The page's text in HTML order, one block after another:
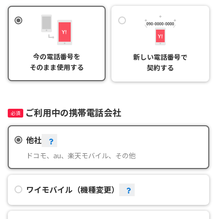
今の電話番号を
そのまま使用する
新しい電話番号で
契約する
ご利用中の携帯電話会社
他社
ドコモ、au、楽天モバイル、その他
ワイモバイル（機種変更）